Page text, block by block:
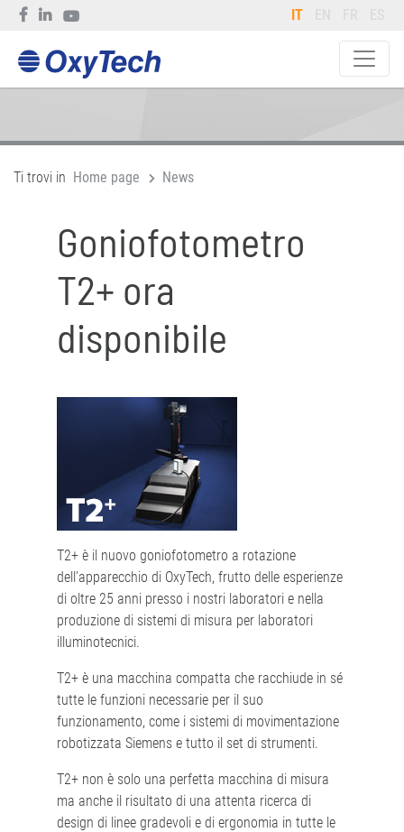
IT EN FR ES
Ti trovi in Home page News
Goniofotometro
T2+ ora
disponibile
T2+ è il nuovo goniofotometro a rotazione
dell’apparecchio di OxyTech, frutto delle esperienze
di oltre 25 anni presso i nostri laboratori e nella
produzione di sistemi di misura per laboratori
illuminotecnici.
T2+ è una macchina compatta che racchiude in sé
tutte le funzioni necessarie per il suo
funzionamento, come i sistemi di movimentazione
robotizzata Siemens e tutto il set di strumenti.
T2+ non è solo una perfetta macchina di misura
ma anche il risultato di una attenta ricerca di
design di linee gradevoli e di ergonomia in tutte le